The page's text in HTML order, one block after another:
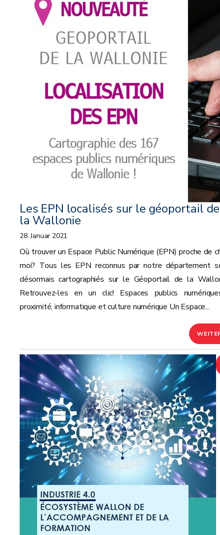
Les EPN localisés sur le géoportail de
la Wallonie
28. Januar 2021
Où trouver un Espace Public Numérique (EPN) proche de
moi? Tous les EPN reconnus par notre département
désormais cartographiés sur le Géoportail de la
Retrouvez-les en un clic! Espaces publics
proximité, informatique et culture numérique Un Espace...